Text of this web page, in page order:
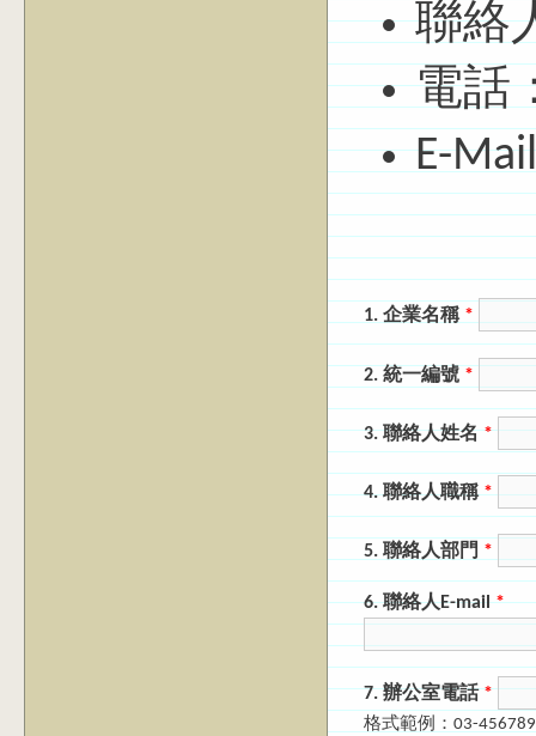
聯絡
電話
E-
1. 企業名稱 *
2. 統一編號 *
3. 聯絡人姓名*
4. 聯絡人職稱*
5. 聯絡人部門 *
6. 聯絡人E-mail*
7. 辦公室電話*
格式範例：03-